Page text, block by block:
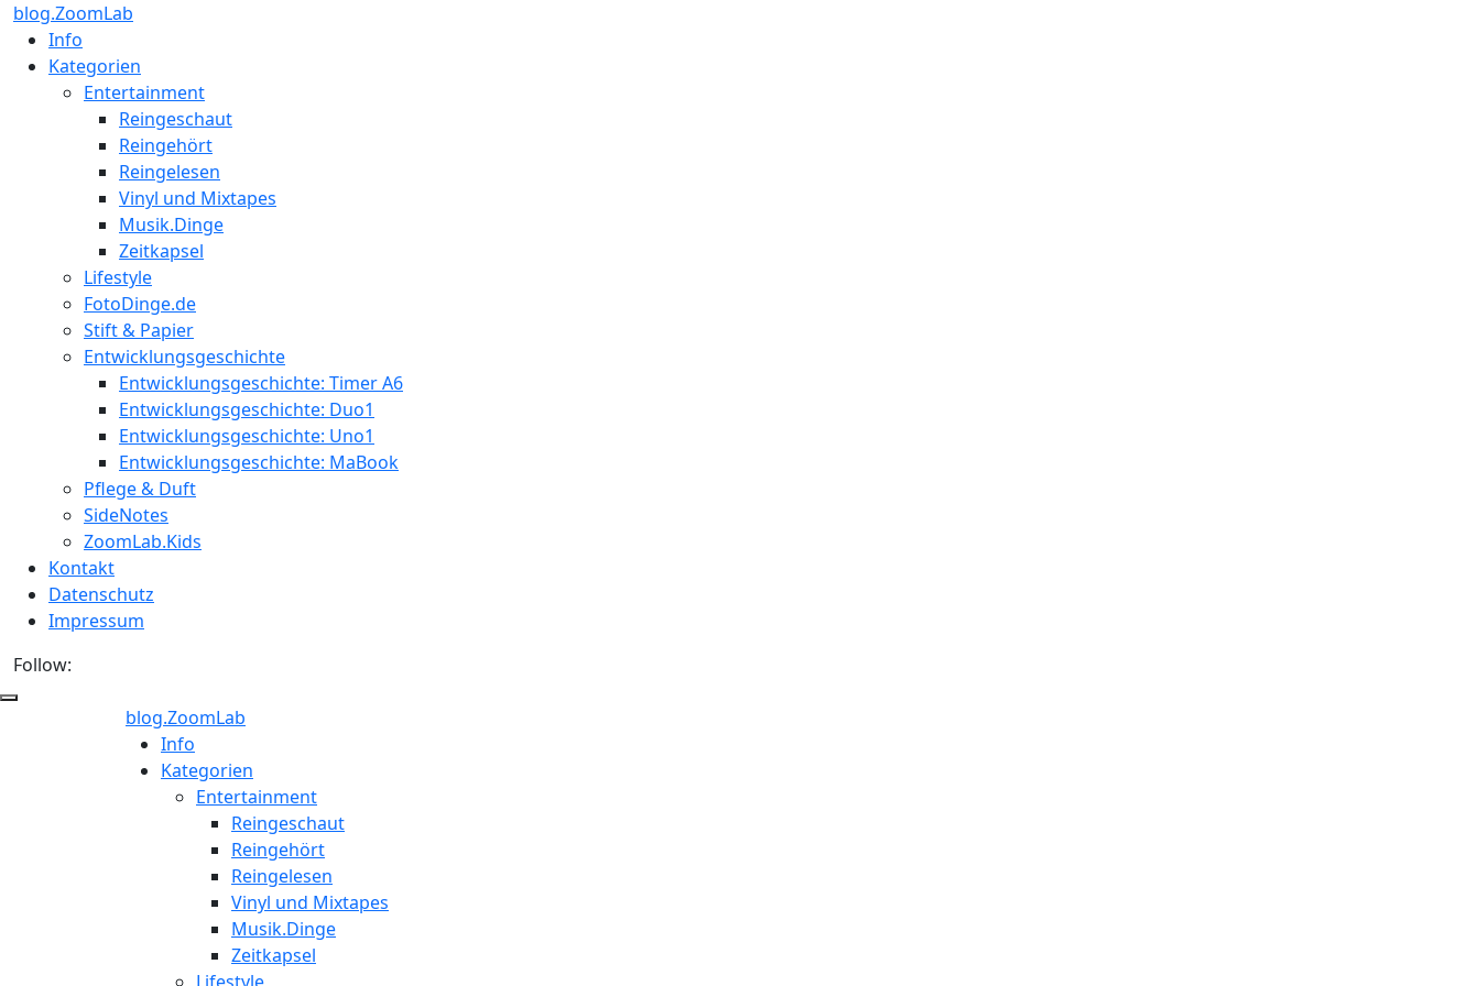
blog.ZoomLab
Info
Kategorien
Entertainment
Reingeschaut
Reingehört
Reingelesen
Vinyl und Mixtapes
Musik.Dinge
Zeitkapsel
Lifestyle
FotoDinge.de
Stift & Papier
Entwicklungsgeschichte
Entwicklungsgeschichte: Timer A6
Entwicklungsgeschichte: Duo1
Entwicklungsgeschichte: Uno1
Entwicklungsgeschichte: MaBook
Pflege & Duft
SideNotes
ZoomLab.Kids
Kontakt
Datenschutz
Impressum
Follow:
blog.ZoomLab
ZoomLab
pers.
Blog
Info
Kategorien
Entertainment
Reingeschaut
Reingehört
Reingelesen
Vinyl und Mixtapes
Musik.Dinge
Zeitkapsel